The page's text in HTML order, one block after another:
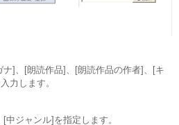
]、[朗読作品]、[朗読作品の作者]、[キ
力します。
ジャンル]を指定します。